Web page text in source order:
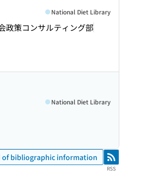
政策コンサルティング部
National Diet Library
National Diet Library
of bibliographic information RSS
RSS